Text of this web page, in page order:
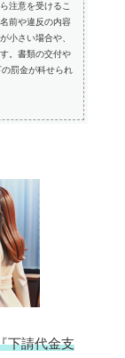
注意を受けるこ
前や違反の内容
小さい場合や、
。書類の交付や
罰金が科せられ
下請代金支